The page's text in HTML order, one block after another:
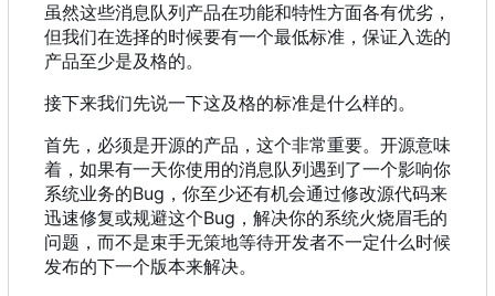
虽然这些消息队列产品在功能和特性方面各有优劣，
但我们在选择的时候要有一个最低标准，保证入选的
产品至少是及格的。
接下来我们先说一下这及格的标准是什么样的。
首先 ， 必须是开源的产品 ， 这个非常重要。开源意味
着 ， 如果有一天你使用的消息队列遇到了一个影响你
系统业务的Bug ， 你至少还有机会通过修改源代码来
迅速修复或规避这个Bug ， 解决你的系统火烧眉毛的
问题 ， 而不是束手无策地等待开发者不一定什么时候
发布的下一个版本来解决。